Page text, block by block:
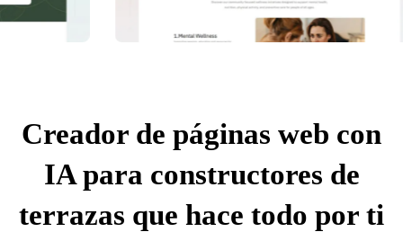
Creador de páginas web con
IA para constructores de
terrazas que hace todo por ti